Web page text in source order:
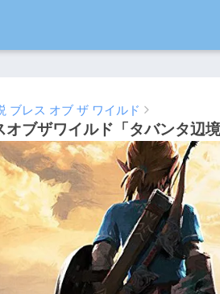
ブレス オブ ザ ワイルド
オブザワイルド「タバンタ辺
03/14